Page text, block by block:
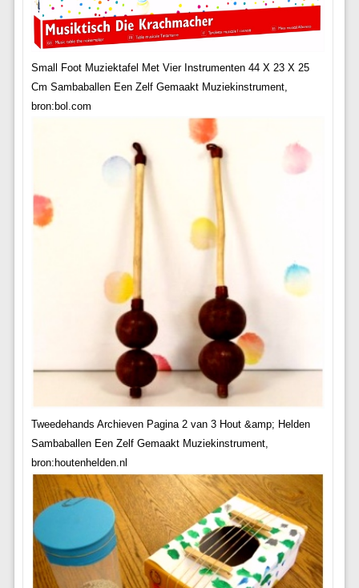
Small Foot Muziektafel Met Vier Instrumenten 44 X 23 X 25
Cm Sambaballen Een Zelf Gemaakt Muziekinstrument,
bron:bol.com
Tweedehands Archieven Pagina 2 van 3 Hout &amp; Helden
Sambaballen Een Zelf Gemaakt Muziekinstrument,
bron:houtenhelden.nl